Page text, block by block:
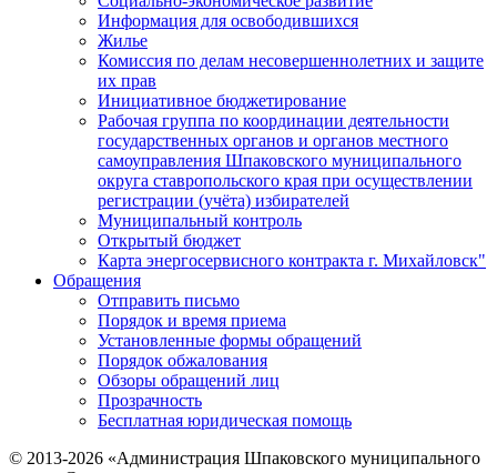
Информация для освободившихся
Жилье
Комиссия по делам несовершеннолетних и защите
их прав
Инициативное бюджетирование
Рабочая группа по координации деятельности
государственных органов и органов местного
самоуправления Шпаковского муниципального
округа ставропольского края при осуществлении
регистрации (учёта) избирателей
Муниципальный контроль
Открытый бюджет
Карта энергосервисного контракта г. Михайловск"
Обращения
Отправить письмо
Порядок и время приема
Установленные формы обращений
Порядок обжалования
Обзоры обращений лиц
Прозрачность
Бесплатная юридическая помощь
© 2013-2026 «Администрация Шпаковского муниципального